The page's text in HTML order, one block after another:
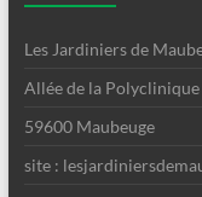
Les Jardiniers de
Allée de la Polyclinique
59600 Maubeuge
site :